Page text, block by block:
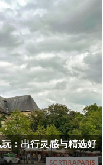
：出行灵感与精选好